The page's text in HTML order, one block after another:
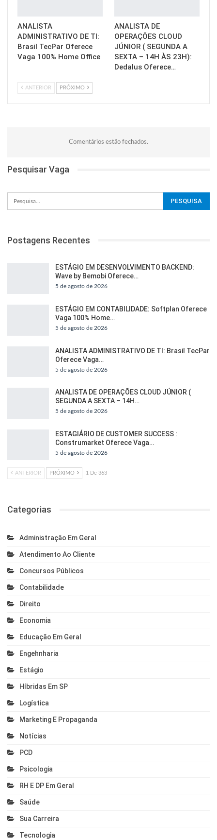
ANALISTA
ADMINISTRATIVO DE TI:
Brasil TecPar Oferece
Vaga 100% Home Office
ANALISTA DE
OPERAÇÕES CLOUD
JÚNIOR ( SEGUNDA A
SEXTA – 14H ÀS 23H):
Dedalus Oferece…
ANTERIOR PRÓXIMO
Comentários estão fechados.
Pesquisar Vaga
Postagens Recentes
ESTÁGIO EM DESENVOLVIMENTO BACKEND:
Wave by Bemobi Oferece…
5 de agosto de 2026
ESTÁGIO EM CONTABILIDADE: Softplan Oferece
Vaga 100% Home…
5 de agosto de 2026
ANALISTA ADMINISTRATIVO DE TI: Brasil TecPar
Oferece Vaga…
5 de agosto de 2026
ANALISTA DE OPERAÇÕES CLOUD JÚNIOR (
SEGUNDA A SEXTA – 14H…
5 de agosto de 2026
ESTAGIÁRIO DE CUSTOMER SUCCESS :
Construmarket Oferece Vaga…
5 de agosto de 2026
ANTERIOR PRÓXIMO 1 De 363
Categorias
Administração Em Geral
Atendimento Ao Cliente
Concursos Públicos
Contabilidade
Direito
Economia
Educação Em Geral
Engehnharia
Estágio
Híbridas Em SP
Logística
Marketing E Propaganda
Notícias
PCD
Psicologia
RH E DP Em Geral
Saúde
Sua Carreira
Tecnologia